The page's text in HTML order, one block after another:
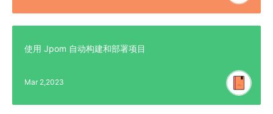
使用 Jpom 自动构建和部署项目
Mar 2,2023